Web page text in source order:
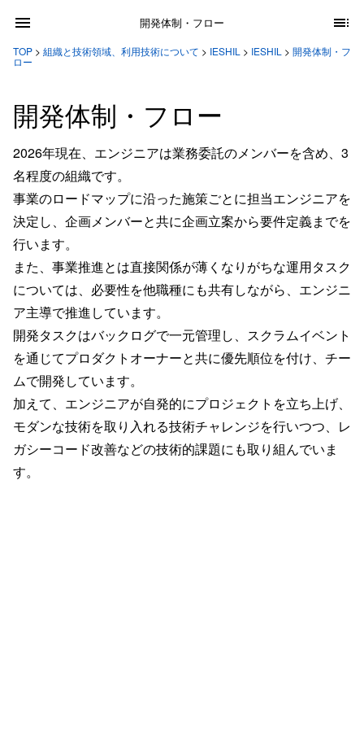
開発体制・フロー
TOP > 組織と技術領域、利用技術について > IESHIL > IESHIL > 開発体制・フ
ロー
開発体制・フロー
2026年現在、エンジニアは業務委託のメンバーを含め、3
名程度の組織です。
事業のロードマップに沿った施策ごとに担当エンジニアを
決定し、企画メンバーと共に企画立案から要件定義までを
行います。
また、事業推進とは直接関係が薄くなりがちな運用タスク
については、必要性を他職種にも共有しながら、エンジニ
ア主導で推進しています。
開発タスクはバックログで一元管理し、スクラムイベント
を通じてプロダクトオーナーと共に優先順位を付け、チー
ムで開発しています。
加えて、エンジニアが自発的にプロジェクトを立ち上げ、
モダンな技術を取り入れる技術チャレンジを行いつつ、レ
ガシーコード改善などの技術的課題にも取り組んでいま
す。